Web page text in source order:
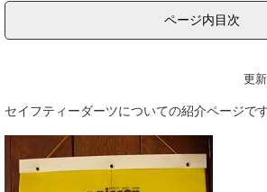
ページ内目次
更
セイフティーダーツについての紹介ページで